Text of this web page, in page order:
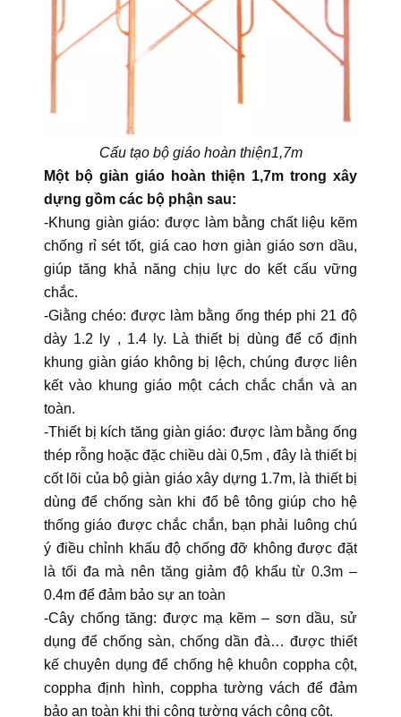
Cấu tạo bộ giáo hoàn thiện1,7m
Một bộ giàn giáo hoàn thiện 1,7m trong xây
dựng gồm các bộ phận sau:
-Khung giàn giáo: được làm bằng chất liệu kẽm
chống rỉ sét tốt, giá cao hơn giàn giáo sơn dầu,
giúp tăng khả năng chịu lực do kết cấu vững
chắc.
-Giằng chéo: được làm bằng ống thép phi 21 độ
dày 1.2 ly , 1.4 ly. Là thiết bị dùng để cố định
khung giàn giáo không bị lệch, chúng được liên
kết vào khung giáo một cách chắc chắn và an
toàn.
-Thiết bị kích tăng giàn giáo: được làm bằng ống
thép rỗng hoặc đặc chiều dài 0,5m , đây là thiết bị
cốt lõi của bộ giàn giáo xây dựng 1.7m, là thiết bị
dùng để chống sàn khi đổ bê tông giúp cho hệ
thống giáo được chắc chắn, bạn phải luông chú
ý điều chỉnh khấu độ chống đỡ không được đặt
là tối đa mà nên tăng giảm độ khẩu từ 0.3m –
0.4m để đảm bảo sự an toàn
-Cây chống tăng: được mạ kẽm – sơn dầu, sử
dụng để chống sàn, chống dần đà… được thiết
kế chuyên dụng để chống hệ khuôn coppha cột,
coppha định hình, coppha tường vách để đảm
bảo an toàn khi thi công tường vách công cột.